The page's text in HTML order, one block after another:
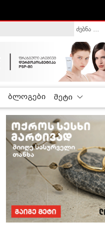
ბლოგები მეტი